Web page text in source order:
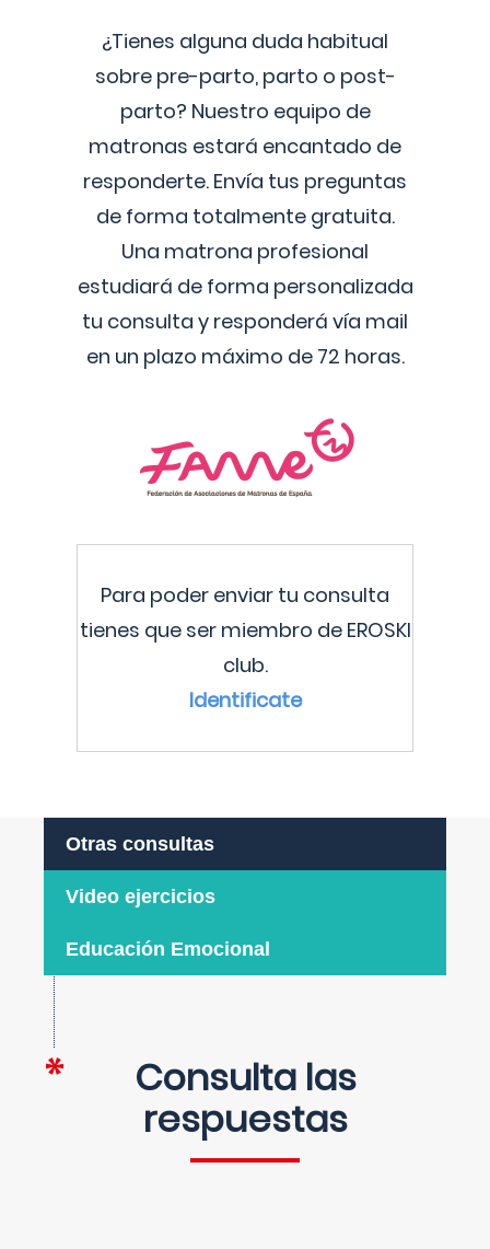
¿Tienes alguna duda habitual
sobre pre-parto, parto o post-
parto? Nuestro equipo de
matronas estará encantado de
responderte. Envía tus preguntas
de forma totalmente gratuita.
Una matrona profesional
estudiará de forma personalizada
tu consulta y responderá vía mail
en un plazo máximo de 72 horas.
Para poder enviar tu consulta
tienes que ser miembro de EROSKI
club.
Identificate
Otras consultas
Video ejercicios
Educación Emocional
Consulta las
respuestas